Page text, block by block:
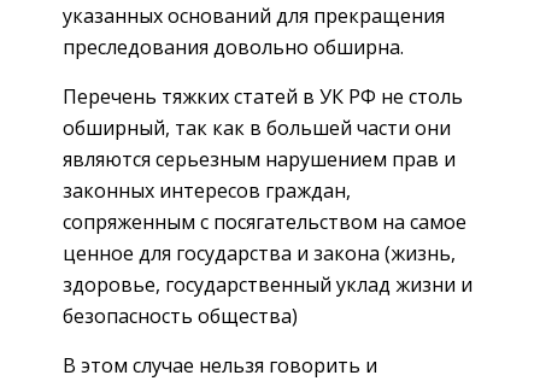
указанных оснований для прекращения
преследования довольно обширна.
Перечень тяжких статей в УК РФ не столь
обширный, так как в большей части они
являются серьезным нарушением прав и
законных интересов граждан,
сопряженным с посягательством на самое
ценное для государства и закона (жизнь,
здоровье, государственный уклад жизни и
безопасность общества)
В этом случае нельзя говорить и